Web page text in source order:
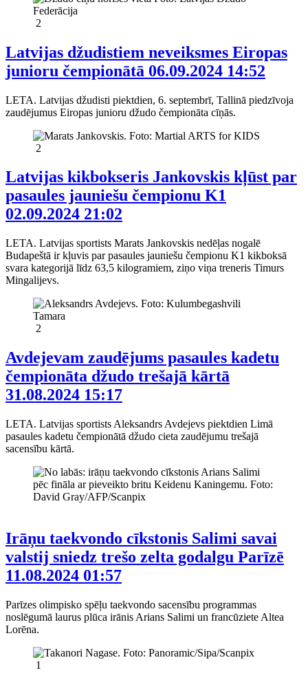
2
Latvijas džudistiem neveiksmes Eiropas
junioru čempionātā 06.09.2024 14:52
LETA. Latvijas džudisti piektdien, 6. septembrī, Tallinā piedzīvoja
zaudējumus Eiropas junioru džudo čempionāta cīņās.
2
Latvijas kikbokseris Jankovskis kļūst par
pasaules jauniešu čempionu K1
02.09.2024 21:02
LETA. Latvijas sportists Marats Jankovskis nedēļas nogalē
Budapeštā ir kļuvis par pasaules jauniešu čempionu K1 kikboksā
svara kategorijā līdz 63,5 kilogramiem, ziņo viņa treneris Timurs
Mingalijevs.
2
Avdejevam zaudējums pasaules kadetu
čempionāta džudo trešajā kārtā
31.08.2024 15:17
LETA. Latvijas sportists Aleksandrs Avdejevs piektdien Limā
pasaules kadetu čempionātā džudo cieta zaudējumu trešajā
sacensību kārtā.
Irāņu taekvondo cīkstonis Salimi savai
valstij sniedz trešo zelta godalgu Parīzē
11.08.2024 01:57
Parīzes olimpisko spēļu taekvondo sacensību programmas
noslēgumā laurus plūca irānis Arians Salimi un francūziete Altea
Lorēna.
1